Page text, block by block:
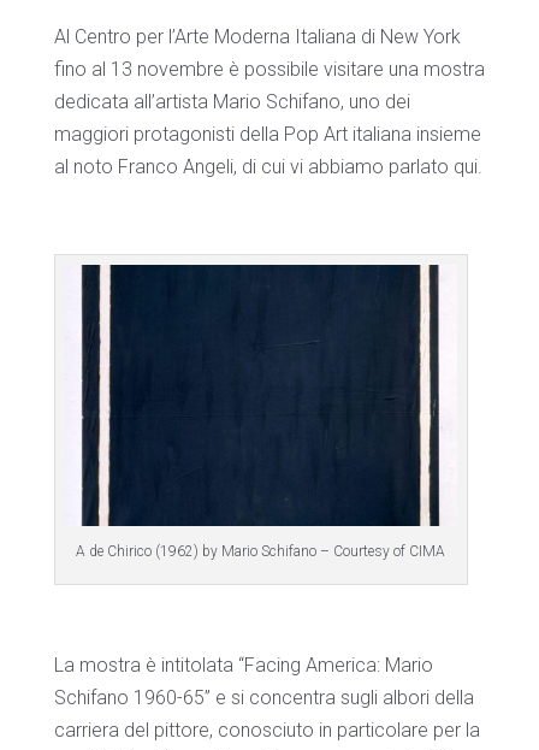
Al Centro per l’Arte Moderna Italiana di New York
fino al 13 novembre è possibile visitare una mostra
dedicata all’artista Mario Schifano, uno dei
maggiori protagonisti della Pop Art italiana insieme
al noto Franco Angeli, di cui vi abbiamo parlato qui.
A de Chirico (1962) by Mario Schifano – Courtesy of CIMA
La mostra è intitolata “Facing America: Mario
Schifano 1960-65” e si concentra sugli albori della
carriera del pittore, conosciuto in particolare per la